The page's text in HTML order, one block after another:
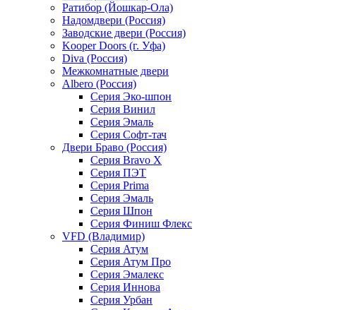
Ратибор (Йошкар-Ола)
Надомдвери (Россия)
Заводские двери (Россия)
Kooper Doors (г. Уфа)
Diva (Россия)
Межкомнатные двери
Albero (Россия)
Серия Эко-шпон
Серия Винил
Серия Эмаль
Серия Софт-тач
Двери Браво (Россия)
Серия Bravo X
Серия ПЭТ
Серия Prima
Серия Эмаль
Серия Шпон
Серия Финиш Флекс
VFD (Владимир)
Серия Атум
Серия Атум Про
Серия Эмалекс
Серия Иннова
Серия Урбан